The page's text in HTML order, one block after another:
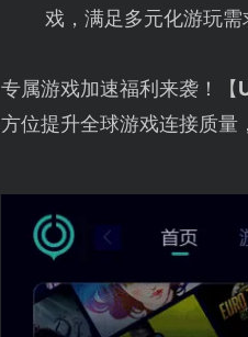
戏，满足多元化游玩需
专属游戏加速福利来袭！【
方位提升全球游戏连接质量